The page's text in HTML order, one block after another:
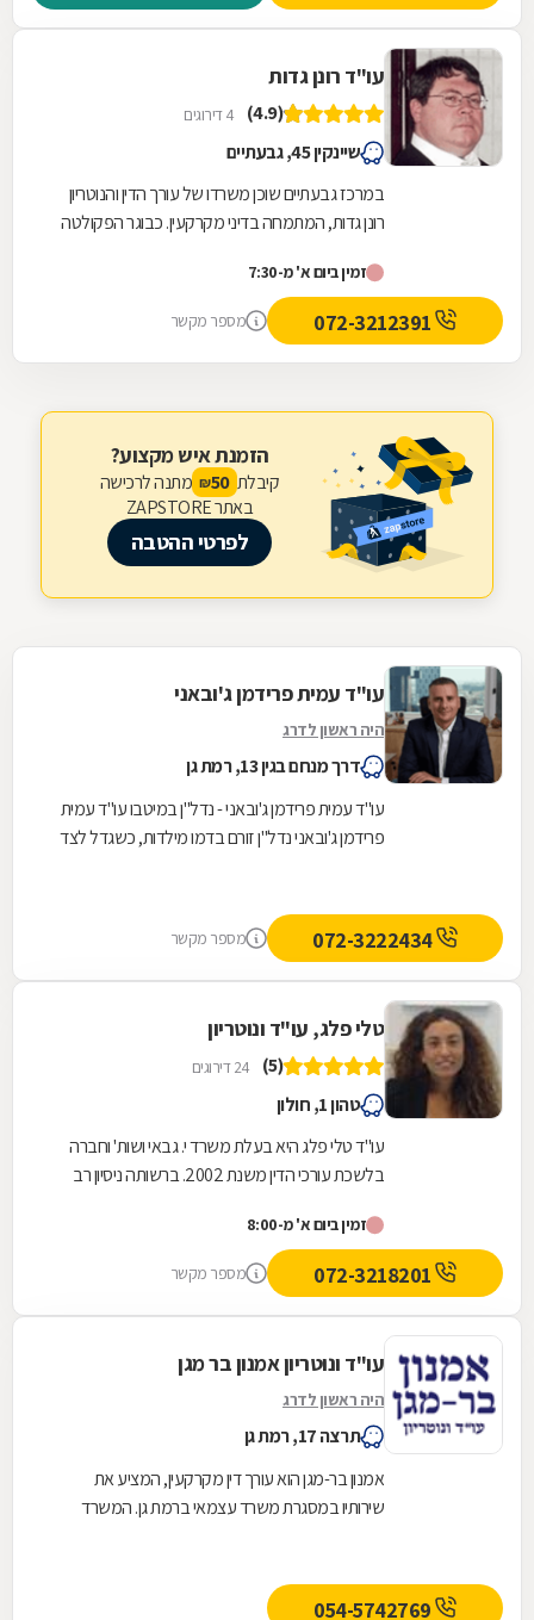
עו"ד רונן גדות
(4.9) 4 דירוגים
שיינקין 45, גבעתיים
במרכז גבעתיים שוכן משרדו של עורך הדין והנוטריון
רונן גדות, המתמחה בדיני מקרקעין. כבוגר הפקולטה
זמין ביום א' מ-7:30
מספר מקשר
הזמנת איש מקצוע?
קיבלת 50
₪ מתנה לרכישה
באתר ZAPSTORE
לפרטי ההטבה
עו"ד עמית פרידמן ג'ובאני
היה ראשון לדרג
דרך מנחם בגין 13, רמת גן
עו"ד עמית פרידמן ג'ובאני - נדל"ן במיטבו עו"ד עמית
פרידמן ג'ובאני נדל"ן זורם בדמו מילדות, כשגדל לצד
072-3222434 מספר מקשר
טלי פלג, עו"ד ונוטריון
(5) 24 דירוגים
טהון 1, חולון
עו"ד טלי פלג היא בעלת משרד י. גבאי ושות' וחברה
בלשכת עורכי הדין משנת 2002. ברשותה ניסיון רב
זמין ביום א' מ-8:00
מספר מקשר
עו"ד ונוטריון אמנון בר מגן
היה ראשון לדרג
תרצה 17, רמת גן
אמנון בר-מגן הוא עורך דין מקרקעין, המציע את
שירותיו במסגרת משרד עצמאי ברמת גן. המשרד